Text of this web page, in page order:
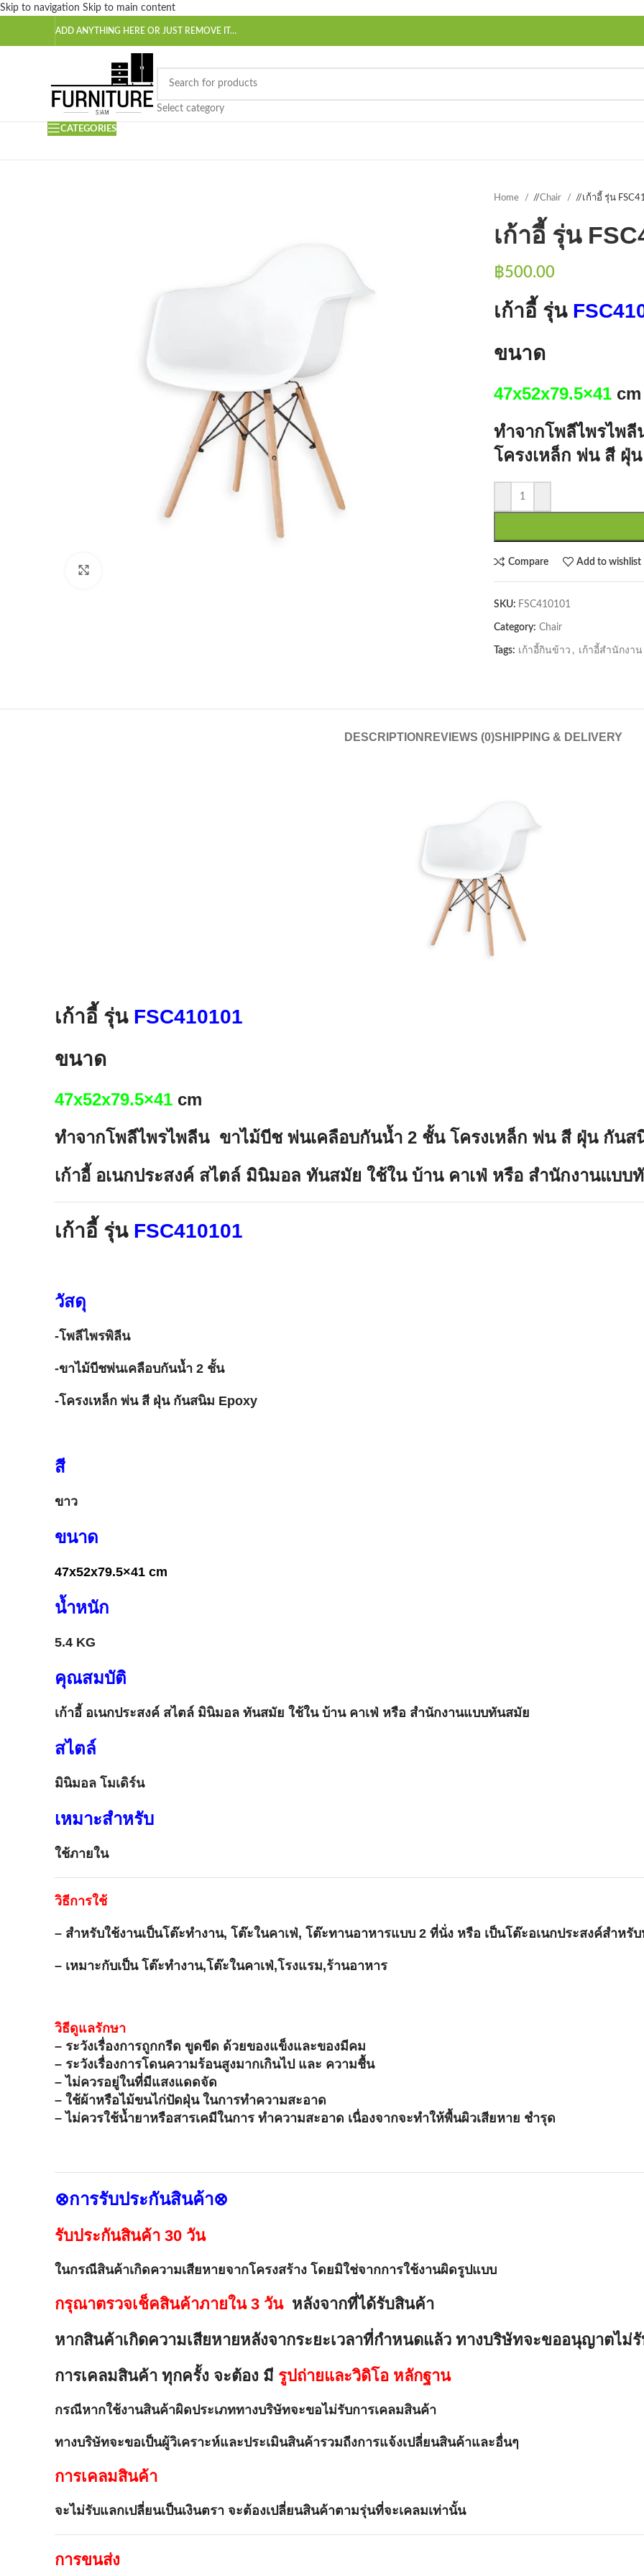
Skip to navigation Skip to main content
ADD ANYTHING HERE OR JUST REMOVE IT…
Select category
CATEGORIES
Home / Chair / เก้าอี้ รุ่น
เก้าอี้ รุ่น
฿500.00
เก้าอี้ รุ่น
ขนาด
47x52x79.5×41cm
ทำจากโพลีไพรไพ
โครงเหล็ก พ่น สี ฝุ่
Compare Add to wishlist
SKU: FSC410101
Category: Chair
Tags: เก้าอี้กินข้าว , เก้าอี้สำนักงาน
DESCRIPTION REVIEWS (0)SHIPPING & DELIVERY
เก้าอี้ รุ่น FSC410101
ขนาด
47x52x79.5×41 cm
ทำจากโพลีไพรไพลีน ขาไม้บีช พ่นเคลือบกันน้ำ 2 ชั้น โครงเหล็ก พ่น สี ฝุ่น กันส
เก้าอี้ อเนกประสงค์ สไตล์ มินิมอล ทันสมัย ใช้ใน บ้าน คาเฟ่ หรือ สำนักงานแบบ
เก้าอี้ รุ่น FSC410101
วัสดุ
-โพลีไพรพิลีน
-ขาไม้บีชพ่นเคลือบกันน้ำ 2 ชั้น
-โครงเหล็ก พ่น สี ฝุ่น กันสนิม Epoxy
สี
ขาว
ขนาด
47x52x79.5×41 cm
น้ำหนัก
5.4 KG
คุณสมบัติ
เก้าอี้ อเนกประสงค์ สไตล์ มินิมอล ทันสมัย ใช้ใน บ้าน คาเฟ่ หรือ สำนักงานแบบทันสมัย
สไตล์
มินิมอล โมเดิร์น
เหมาะสำหรับ
ใช้ภายใน
วิธีการใช้
– สำหรับใช้งานเป็นโต๊ะทำงาน, โต๊ะในคาเฟ่, โต๊ะทานอาหารแบบ 2 ที่นั่ง หรือ เป็นโต๊ะอเนกประสงค์สำหรับ
– เหมาะกับเป็น โต๊ะทำงาน,โต๊ะในคาเฟ่,โรงแรม,ร้านอาหาร
วิธีดูแลรักษา
– ระวังเรื่องการถูกกรีด ขูดขีด ด้วยของแข็งและของมีคม
– ระวังเรื่องการโดนความร้อนสูงมากเกินไป และ ความชื้น
– ไม่ควรอยู่ในที่มีแสงแดดจัด
– ใช้ผ้าหรือไม้ขนไก่ปัดฝุ่น ในการทำความสะอาด
– ไม่ควรใช้น้ำยาหรือสารเคมีในการ ทำความสะอาด เนื่องจากจะทำให้พื้นผิวเสียหาย ชำรุด
⊗การรับประกันสินค้า⊗
รับประกันสินค้า 30 วัน
ในกรณีสินค้าเกิดความเสียหายจากโครงสร้าง โดยมิใช่จากการใช้งานผิดรูปแบบ
กรุณาตรวจเช็คสินค้าภายใน 3 วัน หลังจากที่ได้รับสินค้า
หากสินค้าเกิดความเสียหายหลังจากระยะเวลาที่กำหนดแล้ว ทางบริษัทจะขออนุญาตไ
การเคลมสินค้า ทุกครั้ง จะต้อง มี รูปถ่ายและวิดิโอ หลักฐาน
กรณีหากใช้งานสินค้าผิดประเภททางบริษัทจะขอไม่รับการเคลมสินค้า
ทางบริษัทจะขอเป็นผู้วิเคราะห์และประเมินสินค้ารวมถีงการแจ้งเปลี่ยนสินค้าและอื่นๆ
การเคลมสินค้า
จะไม่รับแลกเปลี่ยนเป็นเงินตรา จะต้องเปลี่ยนสินค้าตามรุ่นที่จะเคลมเท่านั้น
การขนส่ง